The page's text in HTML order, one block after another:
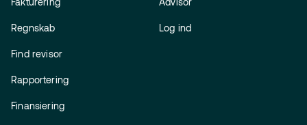
Regnskab
Find revisor
Rapportering
Finansiering
Log ind